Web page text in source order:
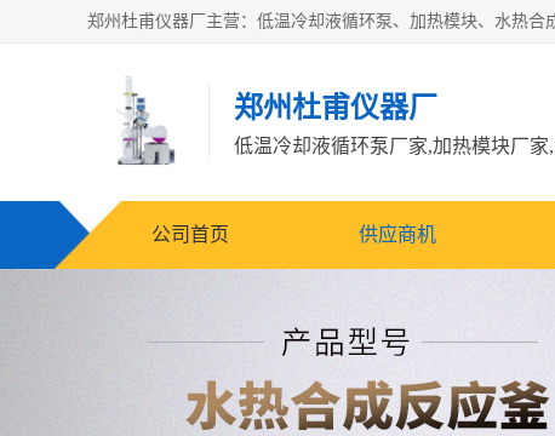
郑州杜甫仪器厂
公司首页 供应商机